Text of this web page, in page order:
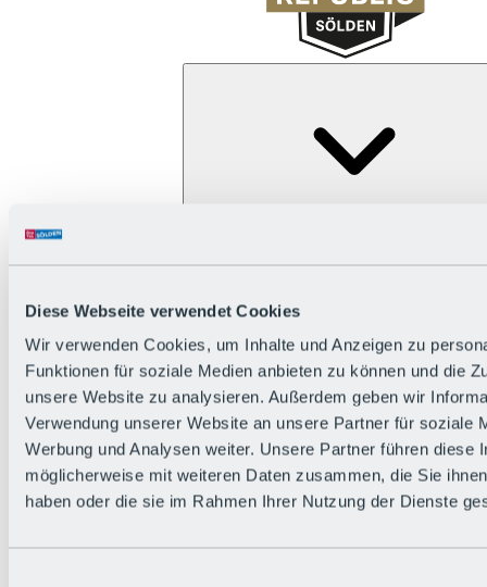
Diese Webseite verwendet Cookies
Wir verwenden Cookies, um Inhalte und Anzeigen zu
Funktionen für soziale Medien anbieten zu können und die
unsere Website zu analysieren. Außerdem geben wir
Verwendung unserer Website an unsere Partner für soziale
Werbung und Analysen weiter. Unsere Partner führen diese
möglicherweise mit weiteren Daten zusammen, die Sie
haben oder die sie im Rahmen Ihrer Nutzung der Dienste
Alle Live-Infos
Wetter
Hüttenstatus
Livecams
Urlaubsregion